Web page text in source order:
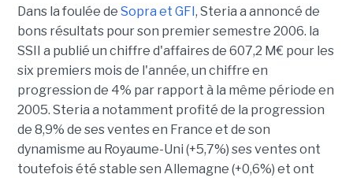
Dans la foulée de Sopra et GFI, Steria a annoncé de
bons résultats pour son premier semestre 2006. la
SSII a publié un chiffre d'affaires de 607,2 M€ pour les
six premiers mois de l'année, un chiffre en
progression de 4% par rapport à la même période en
2005. Steria a notamment profité de la progression
de 8,9% de ses ventes en France et de son
dynamisme au Royaume-Uni (+5,7%) ses ventes ont
toutefois été stable sen Allemagne (+0,6%) et ont